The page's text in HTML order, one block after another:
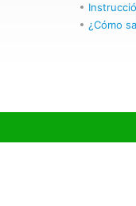
¿Cómo